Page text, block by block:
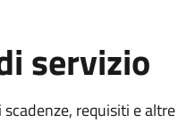
servizio
requisiti e